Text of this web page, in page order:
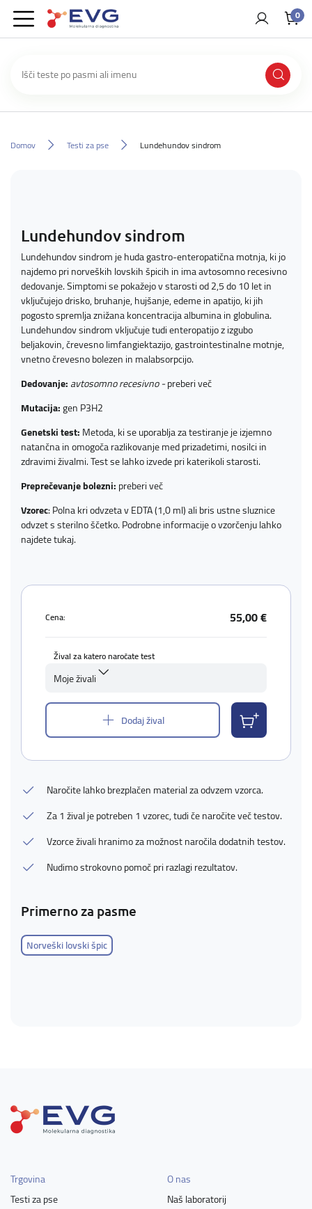
0
Domov Testi za pse Lundehundov sindrom
Lundehundov sindrom
Lundehundov sindrom je huda gastro-enteropatična motnja, ki jo
najdemo pri norveških lovskih špicih in ima avtosomno recesivno
dedovanje. Simptomi se pokažejo v starosti od 2,5 do 10 let in
vključujejo drisko, bruhanje, hujšanje, edeme in apatijo, ki jih
pogosto spremlja znižana koncentracija albumina in globulina.
Lundehundov sindrom vključuje tudi enteropatijo z izgubo
beljakovin, črevesno limfangiektazijo, gastrointestinalne motnje,
vnetno črevesno bolezen in malabsorpcijo.
Dedovanje:avtosomno recesivno -preberi več
Mutacija:gen P3H2
Genetski test:Metoda, ki se uporablja za testiranje je izjemno
natančna in omogoča razlikovanje med prizadetimi, nosilci in
zdravimi živalmi. Test se lahko izvede pri katerikoli starosti.
Preprečevanje bolezni:preberi več
Vzorec: Polna kri odvzeta v EDTA (1,0 ml) ali bris ustne sluznice
odvzet s sterilno ščetko. Podrobne informacije o vzorčenju lahko
najdetetukaj.
Cena: 55,00 €
Žival za katero naročate test
Moje živali
Dodaj žival
Naročite lahko brezplačen material za odvzem vzorca.
Za 1 žival je potreben 1 vzorec, tudi če naročite več testov.
Vzorce živali hranimo za možnost naročila dodatnih testov.
Nudimo strokovno pomoč pri razlagi rezultatov.
Primerno za pasme
Norveški lovski špic
Trgovina
Testi za pse
O nas
Naš laboratorij